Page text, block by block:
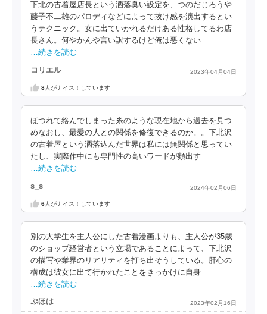
下北の古着屋店長という洒落臭い設定を、つのだじろうや
藤子不二雄のパロディなどによって抜け感を演出するとい
うテクニック。女に出ていかれるだけある性格してるわ店
長さん。何やかんや言い訳するけど俺は悪くない
…続きを読む
コリエル 2023年04月04日
8人がナイス！しています
ほつれて絡んでしまった糸のような現在地から過去を見つ
めなおし、最愛の人との関係を修復できるのか。。下北沢
の古着屋という洒落込んだ世界は私には無関係と思ってい
たし、実際作中にも専門性の高いワードが頻出す
…続きを読む
s_s 2024年02月06日
6人がナイス！しています
別の大学生を主人公にした古着漫画よりも、主人公が35歳
のショップ経営者という立場であることによって、下北沢
の描写や業界のリアリティを打ち出そうしている。肝心の
構成は彼女に出て行かれたことをきっかけに自身
…続きを読む
ぷほは 2023年02月16日